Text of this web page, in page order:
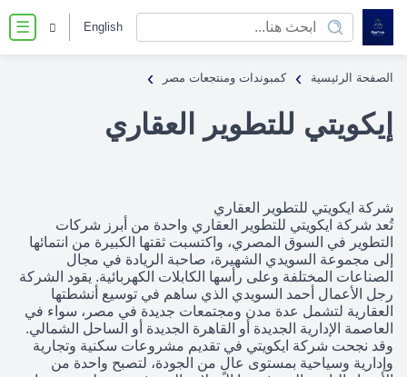
☰ English
الصفحة الرئيسية › كمبوندات ومنتجعات مصر ›
إيكويتي للتطوير العقاري
شركة ايكويتي للتطوير العقاري
تُعد شركة ايكويتي للتطوير العقاري واحدة من أبرز شركات
التطوير في السوق المصري، واكتسبت ثقتها الكبيرة من انتمائها
إلى مجموعة السويدي الشهيرة، صاحبة الريادة في مجال
الصناعات المختلفة وعلى رأسها الكابلات الكهربائية. يقود الشركة
رجل الأعمال أحمد السويدي الذي ساهم في توسيع أنشطتها
العقارية لتشمل عدة مدن ومجتمعات جديدة في مصر، سواء في
العاصمة الإدارية الجديدة أو القاهرة الجديدة أو الساحل الشمالي.
وقد نجحت شركة ايكويتي في تقديم مشروعات سكنية وتجارية
وإدارية وسياحية بمستوى عالٍ من الجودة، لتصبح واحدة من